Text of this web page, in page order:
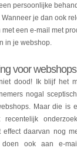
persoonlijke
je dan ook
met een e-mail met
in je webshop.
voor webshops
dood! Ik blijf het
nogal
Maar die is
effect daarvan nog
doen ook aan e-